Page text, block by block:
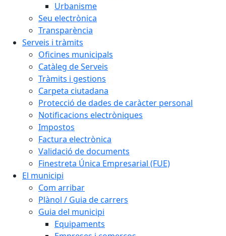
Urbanisme
Seu electrònica
Transparència
Serveis i tràmits
Oficines municipals
Catàleg de Serveis
Tràmits i gestions
Carpeta ciutadana
Protecció de dades de caràcter personal
Notificacions electròniques
Impostos
Factura electrònica
Validació de documents
Finestreta Única Empresarial (FUE)
El municipi
Com arribar
Plànol / Guia de carrers
Guia del municipi
Equipaments